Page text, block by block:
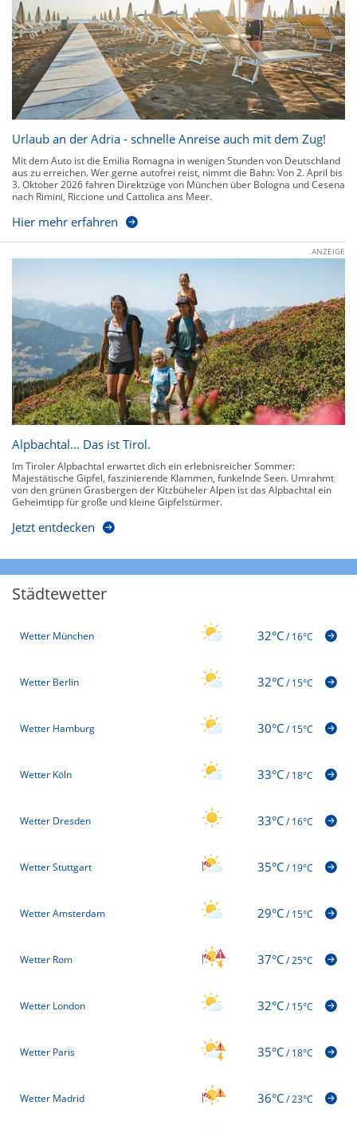
Urlaub an der Adria - schnelle Anreise auch mit dem Zug!
Mit dem Auto ist die Emilia Romagna in wenigen Stunden von Deutschland
aus zu erreichen. Wer gerne autofrei reist, nimmt die Bahn: Von 2. April bis
3. Oktober 2026 fahren Direktzüge von München über Bologna und Cesena
nach Rimini, Riccione und Cattolica ans Meer.
Hier mehr erfahren
ANZEIGE
Alpbachtal… Das ist Tirol.
Im Tiroler Alpbachtal erwartet dich ein erlebnisreicher Sommer:
Majestätische Gipfel, faszinierende Klammen, funkelnde Seen. Umrahmt
von den grünen Grasbergen der Kitzbüheler Alpen ist das Alpbachtal ein
Geheimtipp für große und kleine Gipfelstürmer.
Jetzt entdecken
Städtewetter
Wetter München 32°C/16°C
Wetter Berlin 32°C/15°C
Wetter Hamburg 30°C/15°C
Wetter Köln 33°C/18°C
Wetter Dresden 33°C/16°C
Wetter Stuttgart 35°C/19°C
Wetter Amsterdam 29°C/15°C
Wetter Rom 37°C/25°C
Wetter London 32°C/15°C
Wetter Paris 35°C/18°C
Wetter Madrid 36°C/23°C